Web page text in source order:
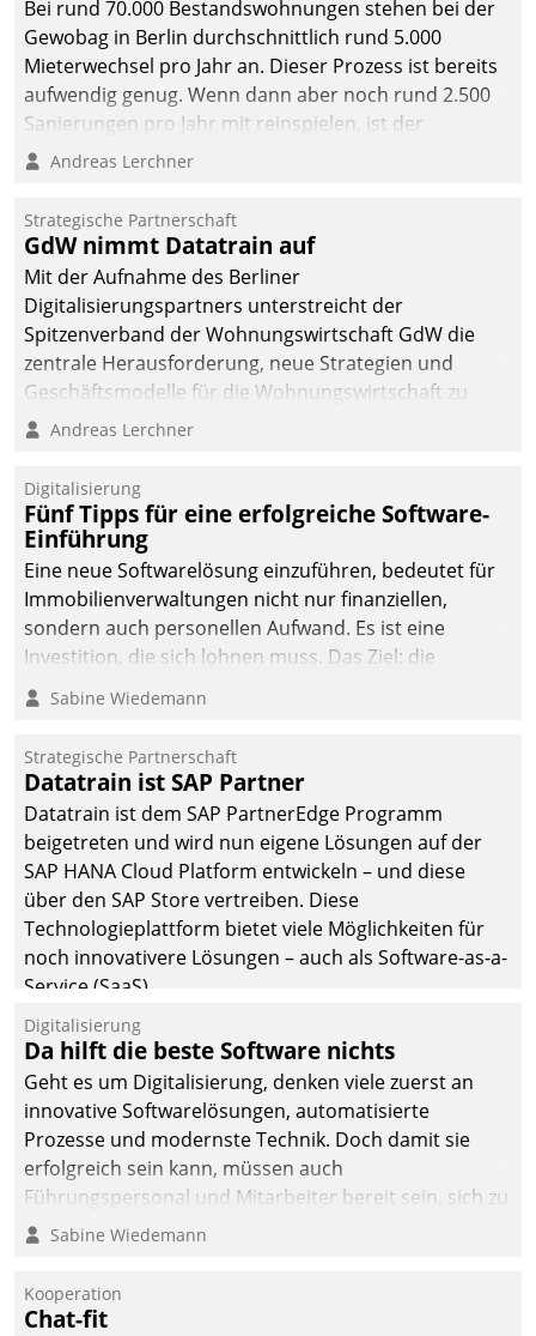
Bei rund 70.000 Bestandswohnungen stehen bei der
Gewobag in Berlin durchschnittlich rund 5.000
Mieterwechsel pro Jahr an. Dieser Prozess ist bereits
aufwendig genug. Wenn dann aber noch rund 2.500
Sanierungen pro Jahr mit reinspielen, ist der
Betreuungs- und Organisationsaufwand immens. Im
kommunale Wohnungsbauunternehmen daher
gemeinsam mit der Berliner Datatrain GmbH den
Teilprozess der Objektsanierung digitalisiert.
Andreas Lerchner
Strategische Partnerschaft
GdW nimmt Datatrain auf
Mit der Aufnahme des Berliner
Digitalisierungspartners unterstreicht der
Spitzenverband der Wohnungswirtschaft GdW die
zentrale Herausforderung, neue Strategien und
Geschäftsmodelle für die Wohnungswirtschaft zu
entwickeln.
Andreas Lerchner
Digitalisierung
Fünf Tipps für eine erfolgreiche Software-
Einführung
Eine neue Softwarelösung einzuführen, bedeutet für
Immobilienverwaltungen nicht nur finanziellen,
sondern auch personellen Aufwand. Es ist eine
Investition, die sich lohnen muss. Das Ziel: die
nachhaltige Optimierung der Geschäftsabläufe. Damit
dieses Ziel erreicht wird, sollten einige Grundregeln
Sabine Wiedemann
Strategische Partnerschaft
Datatrain ist SAP Partner
Datatrain ist dem SAP PartnerEdge Programm
beigetreten und wird nun eigene Lösungen auf der
SAP HANA Cloud Platform entwickeln – und diese
über den SAP Store vertreiben. Diese
Technologieplattform bietet viele Möglichkeiten für
noch innovativere Lösungen – auch als Software-as-a-
Service (SaaS).
Digitalisierung
Da hilft die beste Software nichts
Geht es um Digitalisierung, denken viele zuerst an
innovative Softwarelösungen, automatisierte
Prozesse und modernste Technik. Doch damit sie
erfolgreich sein kann, müssen auch
Führungspersonal und Mitarbeiter bereit sein, sich zu
verändern und anzupassen, sonst werden sie an ihr
Sabine Wiedemann
Kooperation
Chat-fit